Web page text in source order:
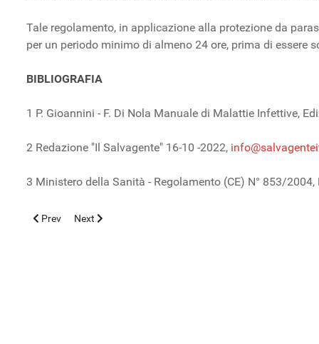
Tale regolamento, in applicazione alla protezione da
per un periodo minimo di almeno 24 ore, prima di essere
BIBLIOGRAFIA
1 P. Gioannini - F. Di Nola Manuale di Malattie Infettive,
2 Redazione "Il Salvagente" 16-10 -2022,
3 Ministero della Sanità - Regolamento (CE) N° 853/2004,
Previous article: Il criptorchidismo: tra genetica, ambiente e
Prev Next article: Sydenham's Chorea and Rheumatic Fever:
Next